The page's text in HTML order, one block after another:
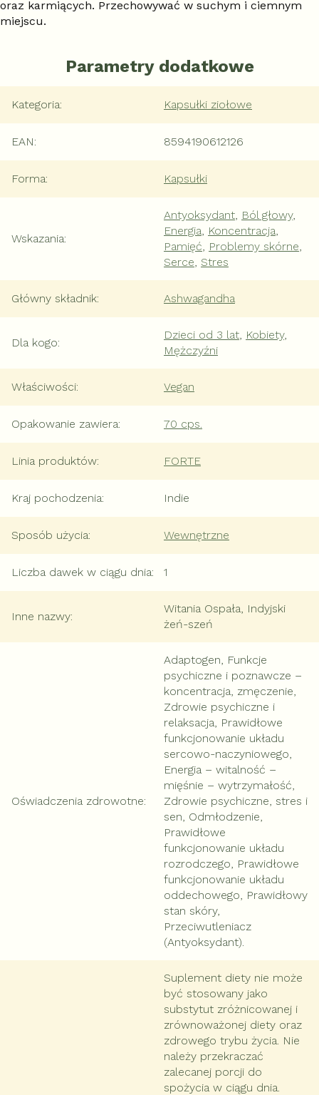
oraz karmiących. Przechowywać w suchym i ciemnym
miejscu.
Parametry dodatkowe
Kategoria: Kapsułki ziołowe
EAN: 8594190612126
Forma: Kapsułki
Wskazania:
Antyoksydant Ból głowy,
Energia
Koncentracja
Pamięć
Problemy skórne
Serce Stres
Główny składnik: Ashwagandha
Dla kogo:
Dzieci od 3 lat Kobiety,
Mężczyźni
Właściwości: Vegan
Opakowanie zawiera: 70 cps.
Linia produktów: FORTE
Kraj pochodzenia: Indie
Sposób użycia: Wewnętrzne
Liczba dawek w ciągu dnia: 1
Inne nazwy:
Witania Ospała, Indyjski
żeń-szeń
Oświadczenia zdrowotne:
Adaptogen, Funkcje
psychiczne i poznawcze –
koncentracja, zmęczenie,
Zdrowie psychiczne i
relaksacja, Prawidłowe
funkcjonowanie układu
sercowo-naczyniowego,
Energia – witalność –
mięśnie – wytrzymałość,
Zdrowie psychiczne, stres i
sen, Odmłodzenie,
Prawidłowe
funkcjonowanie układu
rozrodczego, Prawidłowe
funkcjonowanie układu
oddechowego, Prawidłowy
stan skóry,
Przeciwutleniacz
(Antyoksydant).
Suplement diety nie może
być stosowany jako
substytut zróżnicowanej i
zrównoważonej diety oraz
zdrowego trybu życia. Nie
należy przekraczać
zalecanej porcji do
spożycia w ciągu dnia.